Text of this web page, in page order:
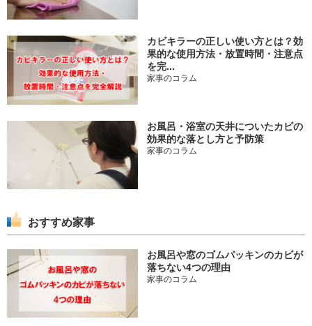
カビキラーの正しい使い方とは？効
果的な使用方法・放置時間・注意点
を完...
家事のコラム
お風呂・浴室の天井についたカビの
効果的な落とし方と予防策
家事のコラム
おすすめ家事
お風呂や窓のゴムパッキンのカビが
落ちない4つの理由
家事のコラム